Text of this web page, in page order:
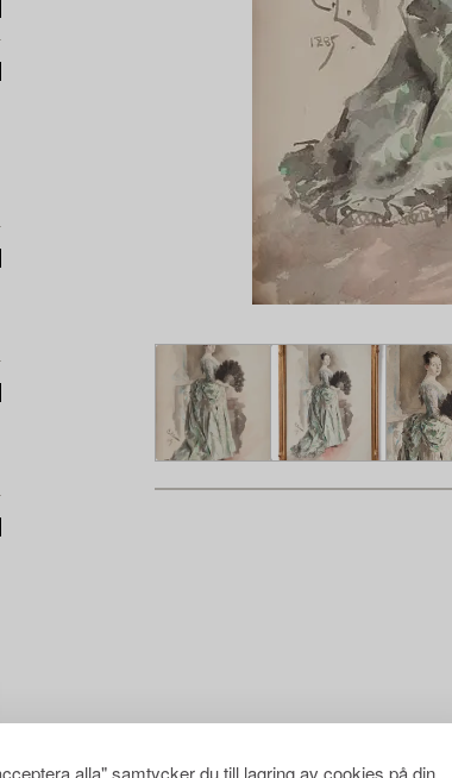
alla" samtycker du till lagring av cookies på din